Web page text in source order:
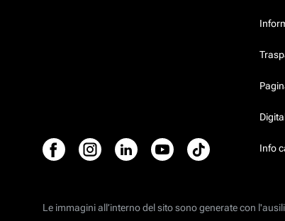
Info
Le immagini all’interno del sito sono generate con